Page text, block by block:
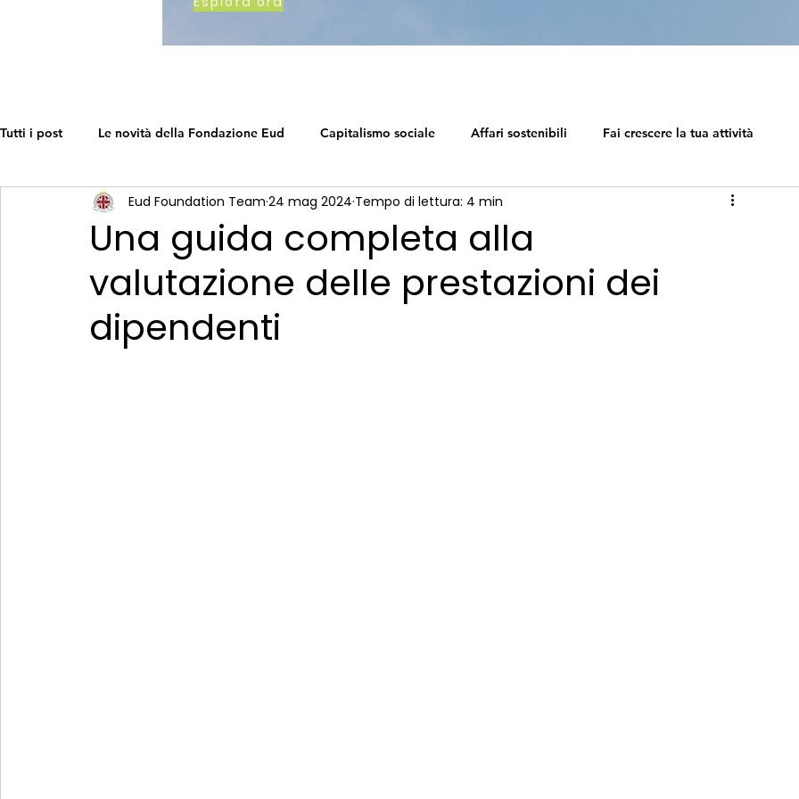
Tutti i post Le novità della Fondazione Eud Capitalismo sociale Affari sostenibili Fai crescere la tua attività
Come lavoriamo Earth's Call La tabella di marcia del capitalism Capitalismo Sociale
Networking in una crisi The Social Capitalism Roadmap La tabella di marcia del capitalism
Fai crescere la tua attività
Una guida completa alla
valutazione delle prestazioni dei
dipendenti
Eud Foundation Team 24 mag 2024 Tempo di lettura: 4 min